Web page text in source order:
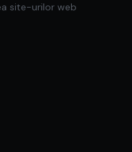
site-urilor web